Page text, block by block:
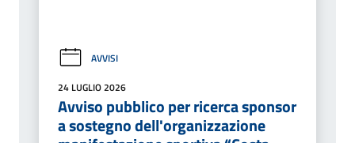
AVVISI
24 LUGLIO 2026
Avviso pubblico per ricerca sponsor
a sostegno dell'organizzazione